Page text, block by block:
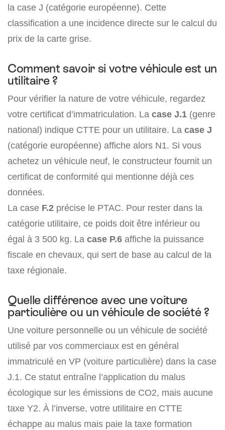
la case J (catégorie européenne). Cette
classification a une incidence directe sur le calcul du
prix de la carte grise.
Comment savoir si votre véhicule est un
utilitaire ?
Pour vérifier la nature de votre véhicule, regardez
votre certificat d’immatriculation. La case J.1 (genre
national) indique CTTE pour un utilitaire. La case J
(catégorie européenne) affiche alors N1. Si vous
achetez un véhicule neuf, le constructeur fournit un
certificat de conformité qui mentionne déjà ces
données.
La case F.2 précise le PTAC. Pour rester dans la
catégorie utilitaire, ce poids doit être inférieur ou
égal à 3 500 kg. La case P.6 affiche la puissance
fiscale en chevaux, qui sert de base au calcul de la
taxe régionale.
Quelle différence avec une voiture
particulière ou un véhicule de société ?
Une voiture personnelle ou un véhicule de société
utilisé par vos commerciaux est en général
immatriculé en VP (voiture particulière) dans la case
J.1. Ce statut entraîne l’application du malus
écologique sur les émissions de CO2, mais aucune
taxe Y2. À l’inverse, votre utilitaire en CTTE
échappe au malus mais paie la taxe formation